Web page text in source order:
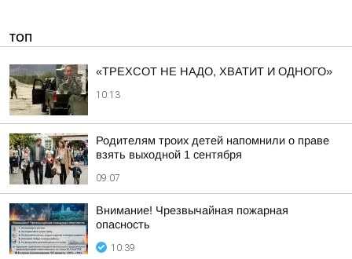
ТОП
«ТРЕХСОТ НЕ НАДО, ХВАТИТ И ОДНОГО»
10:13
Родителям троих детей напомнили о праве
взять выходной 1 сентября
09:07
Внимание! Чрезвычайная пожарная
опасность
10:39